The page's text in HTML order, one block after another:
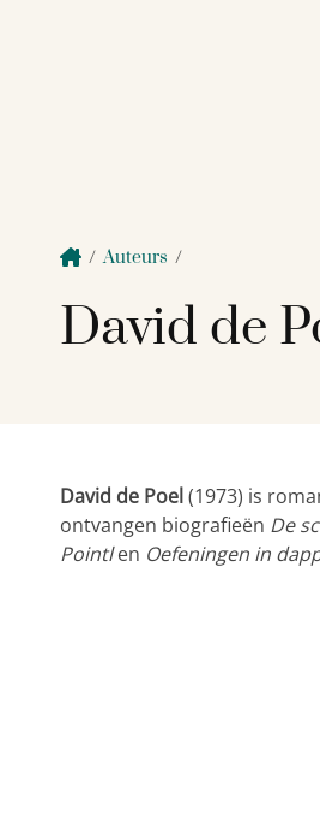
/Auteurs /
David de
David de Poel (1973) is
ontvangen biografieën De
Pointlen Oefeningen in